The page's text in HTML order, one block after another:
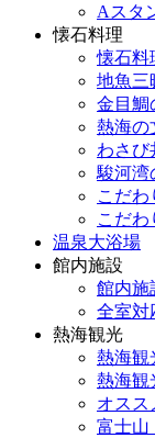
Aスタ
懐石料理
懐石料
地魚三
金目鯛
熱海の
わさび
駿河湾
こだわ
こだわ
温泉大浴場
館内施設
館内施
全室対
熱海観光
熱海観
熱海観
オスス
富士山